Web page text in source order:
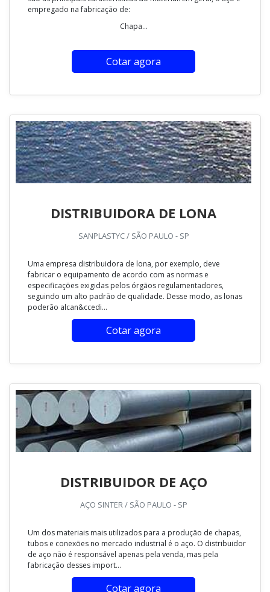
empregado na fabricação de:
Chapa...
Cotar agora
DISTRIBUIDORA DE LONA
SANPLASTYC / SÃO PAULO - SP
Uma empresa distribuidora de lona, por exemplo, deve
fabricar o equipamento de acordo com as normas e
especificações exigidas pelos órgãos regulamentadores,
seguindo um alto padrão de qualidade. Desse modo, as lonas
poderão alcan&ccedi...
Cotar agora
DISTRIBUIDOR DE AÇO
AÇO SINTER / SÃO PAULO - SP
Um dos materiais mais utilizados para a produção de chapas,
tubos e conexões no mercado industrial é o aço. O distribuidor
de aço não é responsável apenas pela venda, mas pela
fabricação desses import...
Cotar agora